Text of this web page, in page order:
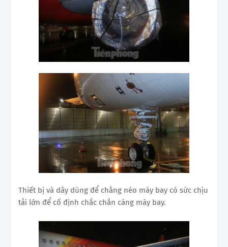
Thiết bị và dây dùng để chằng néo máy bay có sức chịu
tải lớn để cố định chắc chắn càng máy bay.